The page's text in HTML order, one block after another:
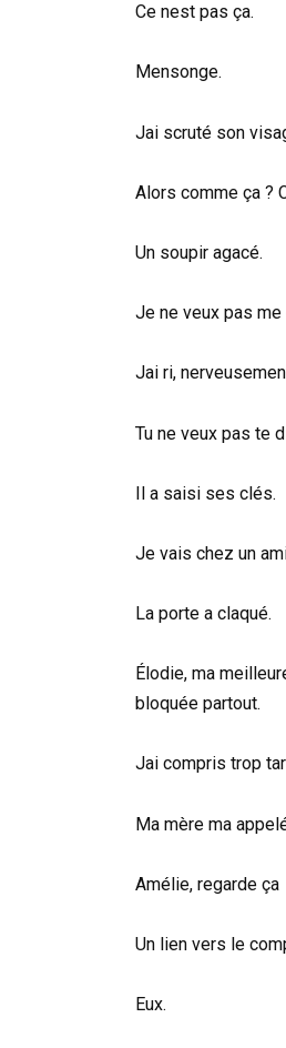
Ce nest pas ça.
Mensonge.
Jai scruté son
Alors comme ça ?
Un soupir agacé.
Je ne veux pas
Jai ri,
Tu ne veux pas te
Il a saisi ses clés.
Je vais chez un
La porte a claqué.
Élodie, ma
bloquée partout.
Jai compris trop
Ma mère ma
Amélie, regarde ça
Un lien vers le
Eux.